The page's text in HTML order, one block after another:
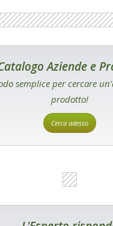
Aziende e
semplice per cercare
prodotto!
Cerca adesso